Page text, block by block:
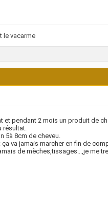
le vacarme
et pendant 2 mois un produit de
résultat.
5à 8cm de cheveu.
va jamais marcher en fin de
de mèches,tissages...,je me